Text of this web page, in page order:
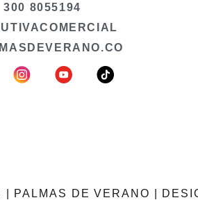
300 8055194
| PALMAS DE VERANO |